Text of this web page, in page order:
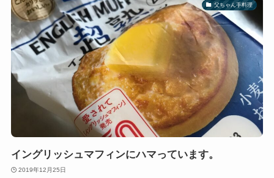
父ちゃん手料理
イングリッシュマフィンにハマっています。
2019年12月25日